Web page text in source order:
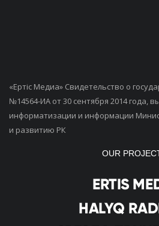
«Ертiс Медиа» Свидетельство о
№14564-ИА от 30 сентября 2014 года,
информатизации и информации
и развитию РК
OUR